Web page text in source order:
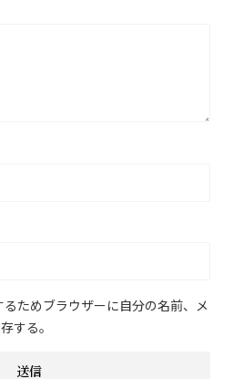
ためブラウザーに自分の名前、メ
する。